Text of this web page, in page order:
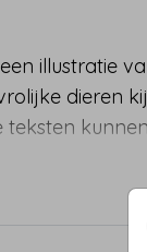
illustratie
dieren
teksten kunnen